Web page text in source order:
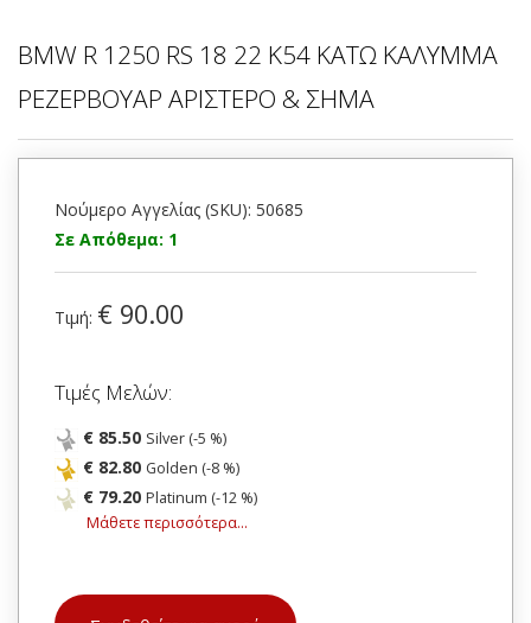
BMW R 1250 RS 18 22 K54 ΚΑΤΩ ΚΑΛΥΜΜΑ
ΡΕΖΕΡΒΟΥΑΡ ΑΡΙΣΤΕΡΟ & ΣΗΜΑ
Νούμερο Αγγελίας (SKU): 50685
Σε Απόθεμα: 1
Τιμή: € 90.00
Τιμές Μελών:
€ 85.50 Silver (-5 %)
€ 82.80 Golden (-8 %)
€ 79.20 Platinum (-12 %)
Μάθετε περισσότερα...